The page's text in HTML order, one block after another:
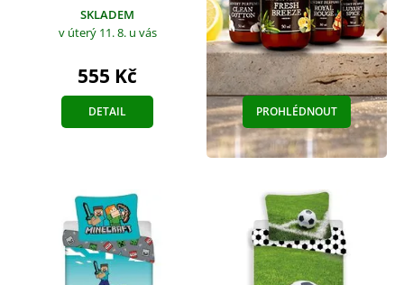
SKLADEM
v úterý 11. 8. u vás
555 Kč
DETAIL PROHLÉDNOUT